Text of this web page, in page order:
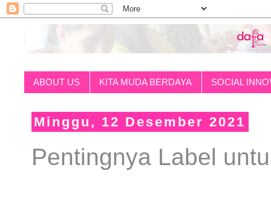
ABOUT US KITA MUDA BERDAYA SOCIAL
Minggu, 12 Desember 2021
Pentingnya Label